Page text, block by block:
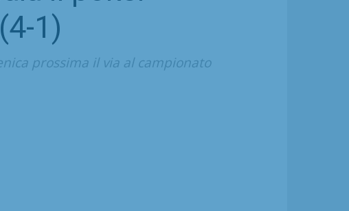
1)
prossima il via al campionato